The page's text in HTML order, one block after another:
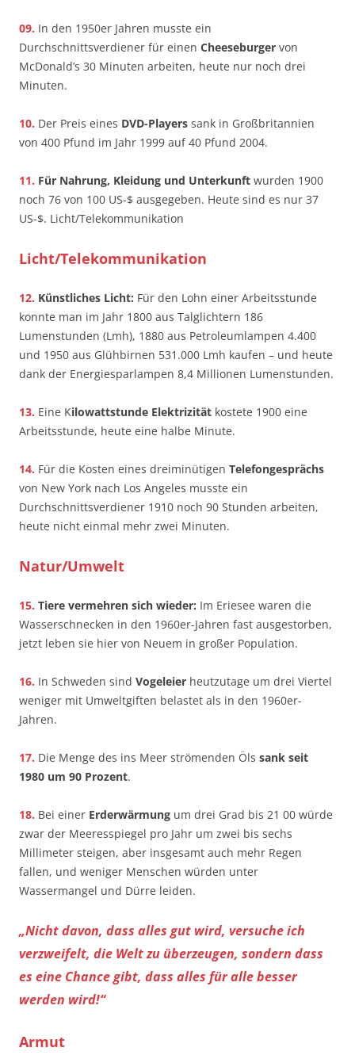
09. In den 1950er­ Jahren musste ein
Durchschnittsverdiener für einen Cheeseburger von
McDonald’s 30 Minuten arbeiten, heute nur noch drei
Minuten.
10. Der Preis eines DVD-Players sank in Großbritannien
von 400 Pfund im Jahr 1999 auf 40 Pfund 2004.
11. Für Nahrung, Kleidung und Unterkunft wurden 1900
noch 76 von 100 US-$ ausgegeben. Heute sind es nur 37
US-$. Licht/Telekommunikation
Licht/Telekommunikation
12. Künstliches Licht: Für den Lohn einer Arbeitsstunde
konnte man im Jahr 1800 aus Talglichtern 186
Lumenstunden (Lmh), 1880 aus Petroleumlampen 4.400
und 1950 aus Glühbirnen 531.000 Lmh kaufen – und heute
dank der Energiesparlampen 8,4 Millionen Lumenstunden.
13. Eine Kilowattstunde Elektrizität kostete 1900 eine
Arbeitsstunde, heute eine halbe Minute.
14. Für die Kosten eines dreiminütigen Telefongesprächs
von New York nach Los Angeles musste ein
Durchschnittsverdiener 1910 noch 90 Stunden arbeiten,
heute nicht einmal mehr zwei Minuten.
Natur/Umwelt
15. Tiere vermehren sich wieder: Im Eriesee waren die
Wasserschnecken in den 1960er-Jahren fast ausgestorben,
jetzt leben sie hier von Neuem in großer Population.
16. In Schweden sind Vogeleier heutzutage um drei Viertel
weniger mit Umweltgiften belastet als in den 1960er-
Jahren.
17. Die Menge des ins Meer strömenden Öls sank seit
1980 um 90 Prozent.
18. Bei einer Erderwärmung um drei Grad bis 21 00 würde
zwar der Meeresspiegel pro Jahr um zwei bis sechs
Millimeter steigen, aber insgesamt auch mehr Regen
fallen, und weniger Menschen würden unter
Wassermangel und Dürre leiden.
„Nicht davon, dass alles gut wird, versuche ich
verzweifelt, die Welt zu überzeugen, sondern dass
es eine Chance gibt, dass alles für alle besser
werden wird!“
Armut